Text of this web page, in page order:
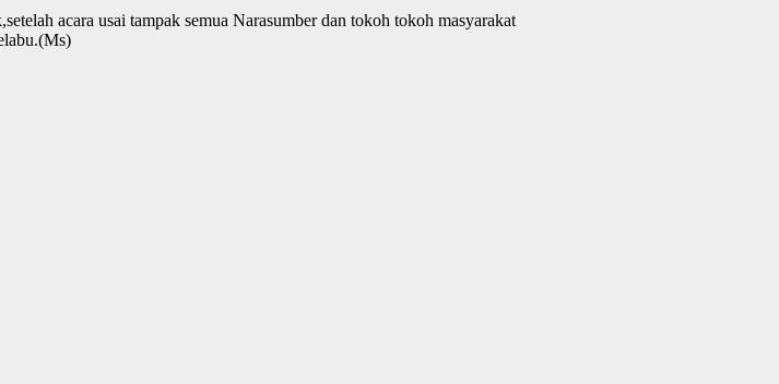
acara usai tampak semua Narasumber dan tokoh tokoh masyarakat